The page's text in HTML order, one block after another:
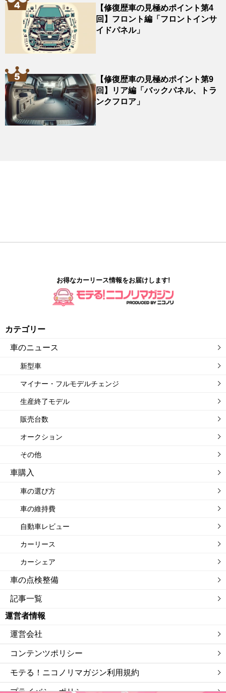
【修復歴車の見極めポイント第4
回】フロント編「フロントインサ
イドパネル」
【修復歴車の見極めポイント第9
回】リア編「バックパネル、トラ
ンクフロア」
お得なカーリース情報をお届けします!
カテゴリー
車のニュース
新型車
マイナー・フルモデルチェンジ
生産終了モデル
販売台数
オークション
その他
車購入
車の選び方
車の維持費
自動車レビュー
カーリース
カーシェア
車の点検整備
記事一覧
運営者情報
運営会社
コンテンツポリシー
モテる！ニコノリマガジン利用規約